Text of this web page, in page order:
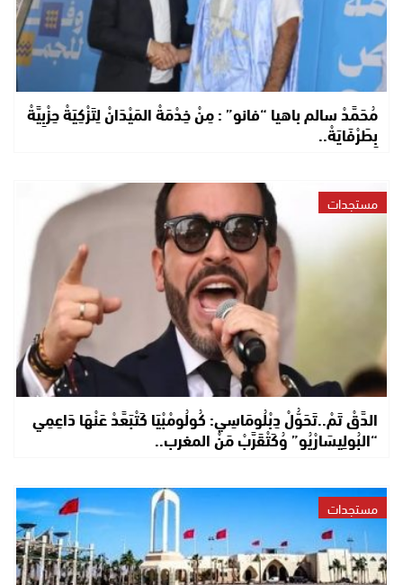
مُحَمَّدْ سالم باهيا “فانو” : مِنْ خِدْمَةْ المَيْدَانْ لِتَزْكِيَةْ حِزْبِيَّةْ
بِطَرْفَايَةْ..
مستجدات
الدَّقْ تَمْ..تَحَوُّلْ دِبْلُومَاسِي: كُولُومْبْيَا كَتْبَعَّدْ عَنْهَا دَاعِمِي
“البُولِيسَارْيُو” وُكَتْقَرَّبْ مَنْ المغرب..
مستجدات